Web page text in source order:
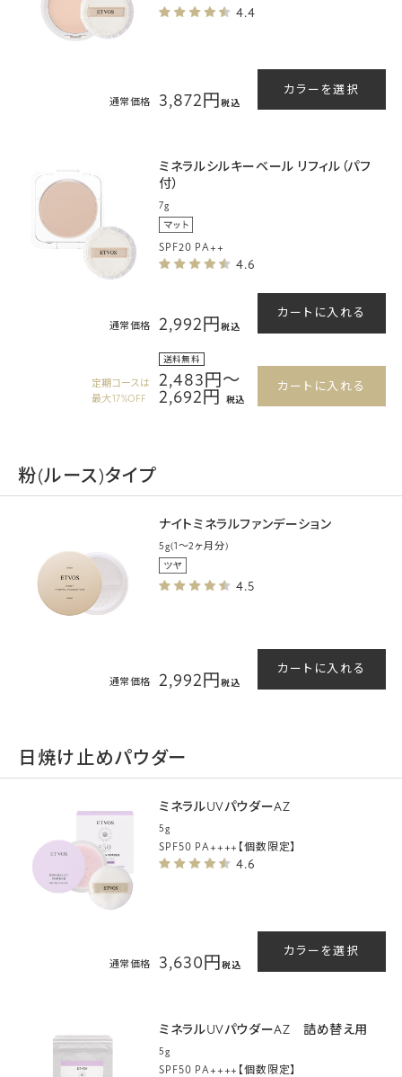
4.4
3,872円 税込
通常価格
カラーを選択
ミネラルシルキーベール リフィル（パフ
付）
7g
4.6
SPF20 PA++
2,992円税込
通常価格
カートに入れる
送料無料
2,483円～
2,692円 税込
定期コースは
最大17%OFF
カートに入れる
粉(ルース)タイプ
ナイトミネラルファンデーション
5g(1～2ヶ月分)
4.5
2,992円税込
通常価格
カートに入れる
日焼け止めパウダー
ミネラルUVパウダーAZ
5g
4.6
SPF50 PA++++【個数限定】
3,630円税込
通常価格
カラーを選択
ミネラルUVパウダーAZ 詰め替え用
5g
SPF50 PA++++【個数限定】